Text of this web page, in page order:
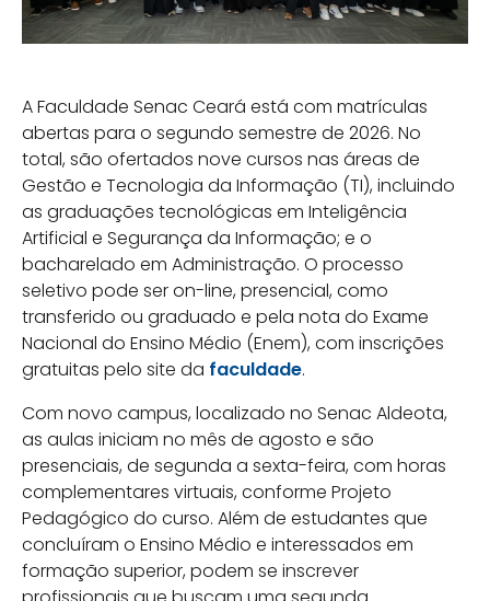
A Faculdade Senac Ceará está com matrículas
abertas para o segundo semestre de 2026. No
total, são ofertados nove cursos nas áreas de
Gestão e Tecnologia da Informação (TI), incluindo
as graduações tecnológicas em Inteligência
Artificial e Segurança da Informação; e o
bacharelado em Administração. O processo
seletivo pode ser on-line, presencial, como
transferido ou graduado e pela nota do Exame
Nacional do Ensino Médio (Enem), com inscrições
gratuitas pelo site da faculdade.
Com novo campus, localizado no Senac Aldeota,
as aulas iniciam no mês de agosto e são
presenciais, de segunda a sexta-feira, com horas
complementares virtuais, conforme Projeto
Pedagógico do curso. Além de estudantes que
concluíram o Ensino Médio e interessados em
formação superior, podem se inscrever